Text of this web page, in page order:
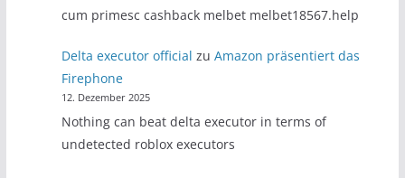
cum primesc cashback melbet melbet18567.help
Delta executor official zuAmazon präsentiert das
Firephone
12. Dezember 2025
Nothing can beat delta executor in terms of
undetected roblox executors